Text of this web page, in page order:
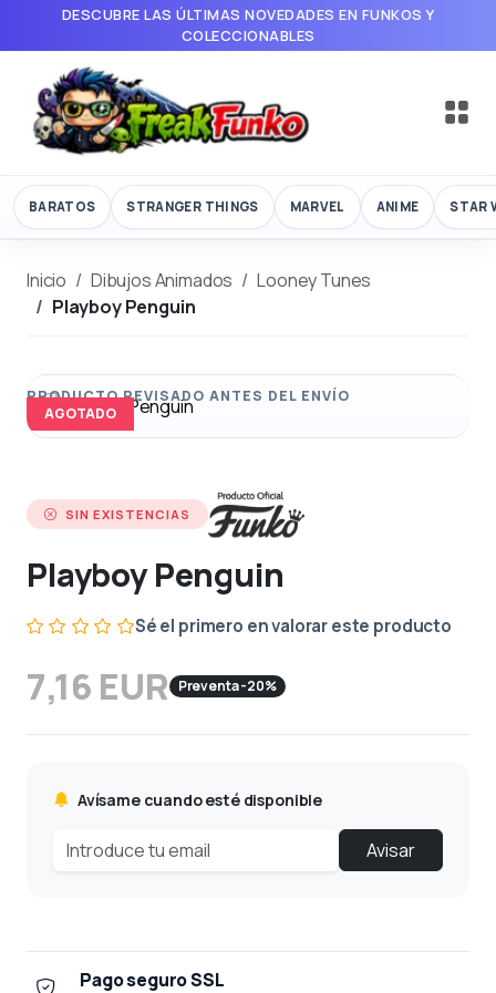
DESCUBRE LAS ÚLTIMAS NOVEDADES EN FUNKOS Y
COLECCIONABLES
BARATOS STRANGER THINGS MARVEL ANIME STAR
Inicio Dibujos Animados
Looney Tunes
Playboy Penguin
AGOTADO
SIN EXISTENCIAS
Playboy Penguin
Sé el primero en valorar este producto
7,16 EUR Preventa -20%
Avísame cuando esté disponible
Avisar
Pago seguro SSL